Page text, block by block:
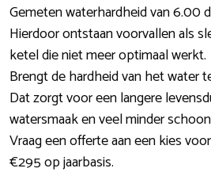
Gemeten waterhardheid van 6.00
Hierdoor ontstaan voorvallen als
ketel die niet meer optimaal werkt.
Brengt de hardheid van het water
Dat zorgt voor een langere
watersmaak en veel minder
Vraag een offerte aan een kies
€295 op jaarbasis.